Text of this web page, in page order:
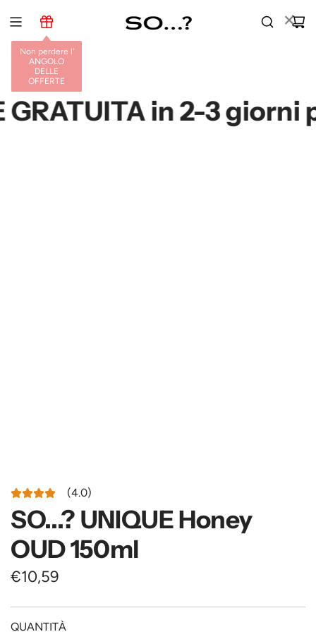
O
N
Non perdere l'
ANGOLO
DELLE
OFFERTE
in 2-3 giorni per
(4.0)
SO...? UNIQUE Honey
OUD 150ml
P
e
€10,59
QUANTITÀ
×